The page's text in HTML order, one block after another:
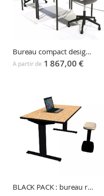
Bureau compact design FOUR US WORX
A partir de 1 867,00 €
BLACK PACK : bureau réglable CRONO + tabouret UP